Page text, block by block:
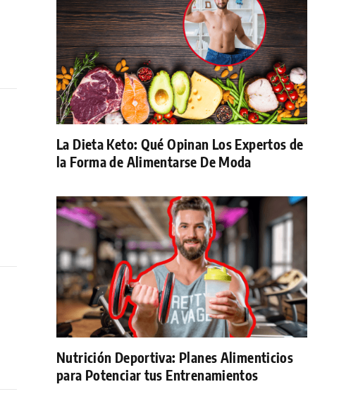
La Dieta Keto: Qué Opinan Los Expertos de
la Forma de Alimentarse De Moda
Nutrición Deportiva: Planes Alimenticios
para Potenciar tus Entrenamientos